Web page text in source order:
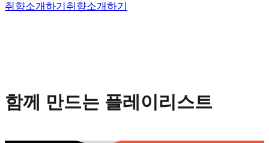
취향소개하기 취향소개하기
함께 만드는 플레이리스트